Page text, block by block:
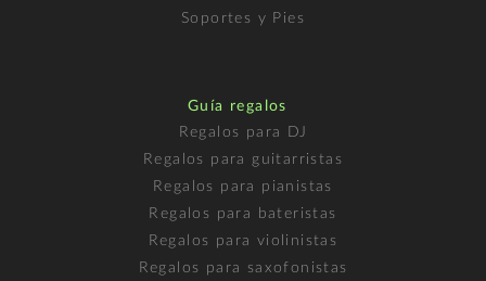
Soportes y Pies
Guía regalos
Regalos para DJ
Regalos para guitarristas
Regalos para pianistas
Regalos para bateristas
Regalos para violinistas
Regalos para saxofonistas